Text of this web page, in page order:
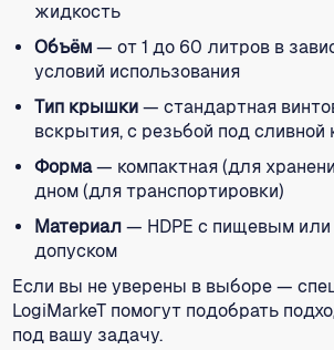
жидкость
Объём— от 1 до 60 литров в
условий использования
Тип крышки— стандартная
вскрытия, с резьбой под сливной
Форма— компактная (для
дном (для транспортировки)
Материал— HDPE с пищевым или
допуском
Если вы не уверены в выборе —
LogiMarkeT помогут подобрать
под вашу задачу.